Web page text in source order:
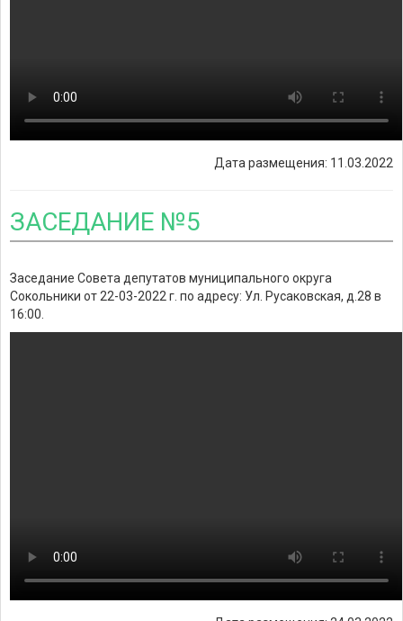
Дата размещения: 11.03.2022
ЗАСЕДАНИЕ №5
Заседание Совета депутатов муниципального округа
Сокольники от 22-03-2022 г. по адресу: Ул. Русаковская, д.28 в
16:00.